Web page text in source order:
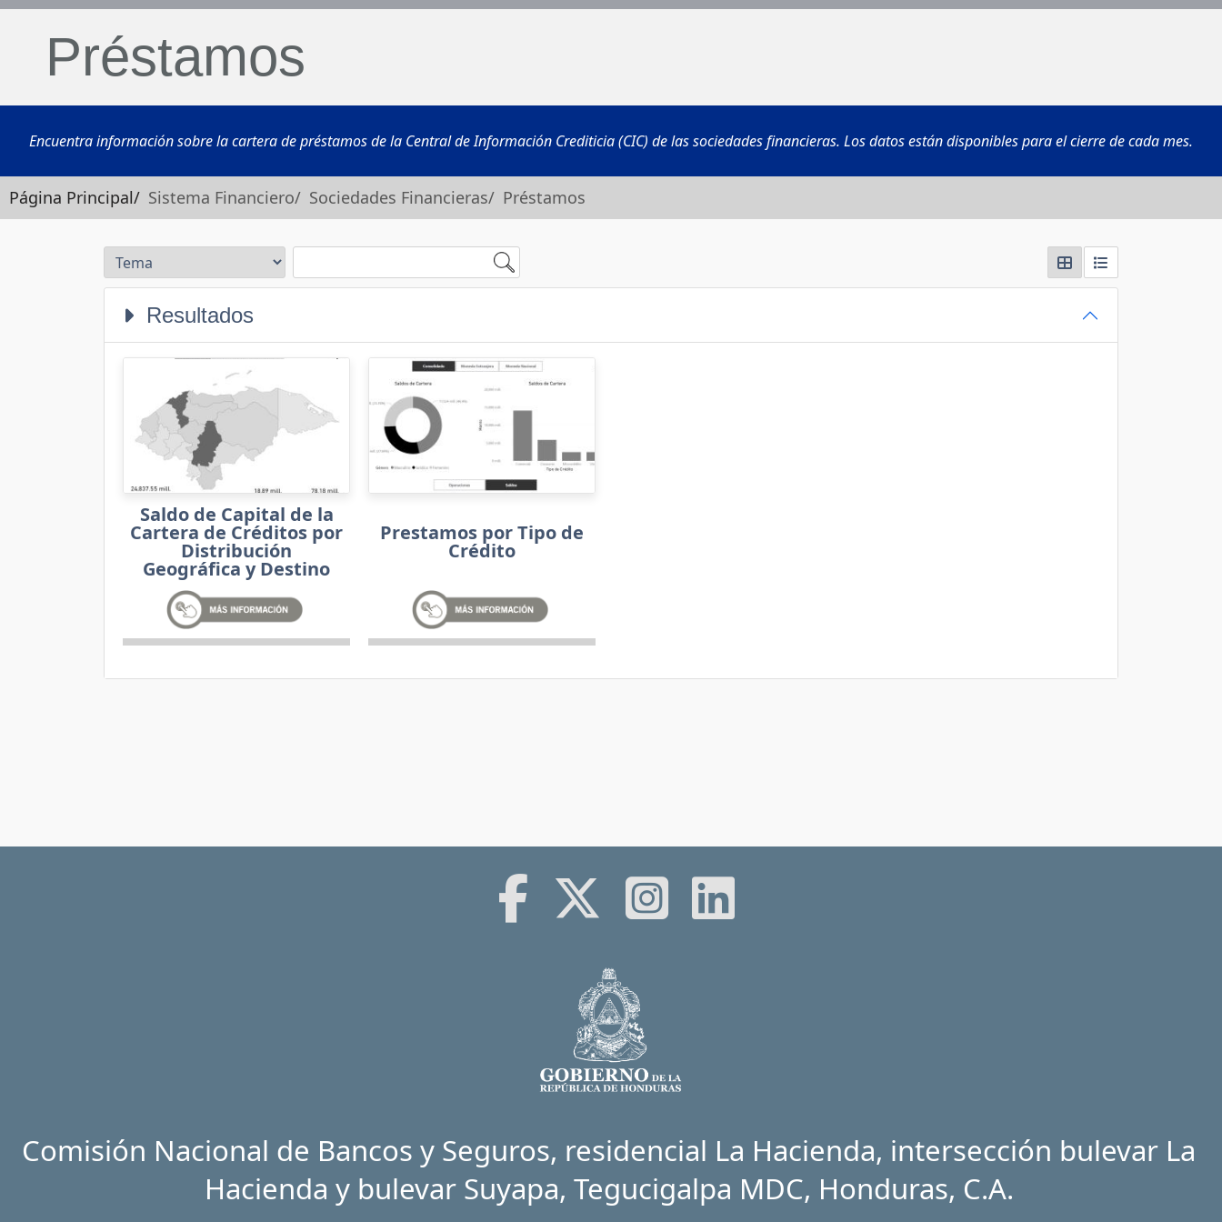
Préstamos
Encuentra información sobre la cartera de préstamos de la Central de Información Crediticia (CIC) de las sociedades financieras. Los datos están disponibles para el cierre de cada mes.
Página Principal/ Sistema Financiero/ Sociedades Financieras/ Préstamos
Resultados
Saldo de Capital de la
Cartera de Créditos por
Distribución
Geográfica y Destino
Prestamos por Tipo de
Crédito
Comisión Nacional de Bancos y Seguros, residencial La Hacienda, intersección bulevar La
Hacienda y bulevar Suyapa, Tegucigalpa MDC, Honduras, C.A.